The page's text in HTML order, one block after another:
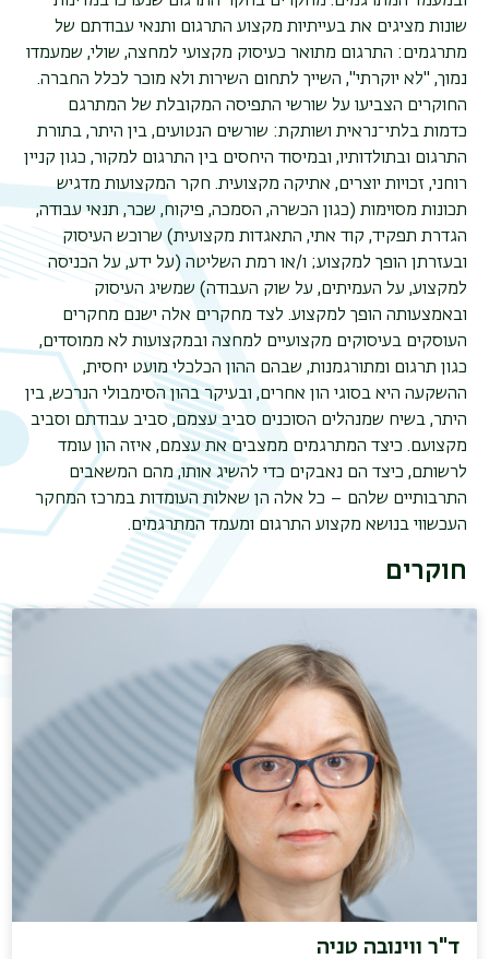
שונות מציגים את בעייתיות מקצוע התרגום ותנאי עבודתם של
מתרגמים: התרגום מתואר כעיסוק מקצועי למחצה, שולי, שמעמדו
נמוך, "לא יוקרתי", השייך לתחום השירות ולא מוכר לכלל החברה.
החוקרים הצביעו על שורשי התפיסה המקובלת של המתרגם
כדמות בלתי־נראית ושותקת: שורשים הנטועים, בין היתר, בתורת
התרגום ובתולדותיו, ובמיסוד היחסים בין התרגום למקור, כגון קניין
רוחני, זכויות יוצרים, אתיקה מקצועית. חקר המקצועות מדגיש
תכונות מסוימות (כגון הכשרה, הסמכה, פיקוח, שכר, תנאי עבודה,
הגדרת תפקיד, קוד אתי, התאגדות מקצועית) שרוכש העיסוק
ובעזרתן הופך למקצוע; ו/או רמת השליטה (על ידע, על הכניסה
למקצוע, על העמיתים, על שוק העבודה) שמשיג העיסוק
ובאמצעותה הופך למקצוע. לצד מחקרים אלה ישנם מחקרים
העוסקים בעיסוקים מקצועיים למחצה ובמקצועות לא ממוסדים,
כגון תרגום ומתורגמנות, שבהם ההון הכלכלי מועט יחסית,
ההשקעה היא בסוגי הון אחרים, ובעיקר בהון הסימבולי הנרכש, בין
היתר, בשיח שמנהלים הסוכנים סביב עצמם, סביב עבודתם וסביב
מקצועם. כיצד המתרגמים ממצבים את עצמם, איזה הון עומד
לרשותם, כיצד הם נאבקים כדי להשיג אותו, מהם המשאבים
התרבותיים שלהם – כל אלה הן שאלות העומדות במרכז המחקר
העכשווי בנושא מקצוע התרגום ומעמד המתרגמים.
חוקרים
ד"ר ווינובה טניה